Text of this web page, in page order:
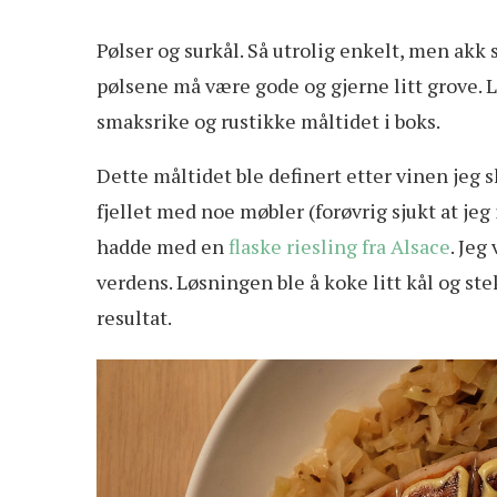
Pølser og surkål. Så utrolig enkelt, men
pølsene må være gode og gjerne litt grove.
smaksrike og rustikke måltidet i boks.
Dette måltidet ble definert etter vinen jeg
fjellet med noe møbler (forøvrig sjukt at
hadde med enflaske riesling fra Alsace.
verdens. Løsningen ble å koke litt kål og
resultat.